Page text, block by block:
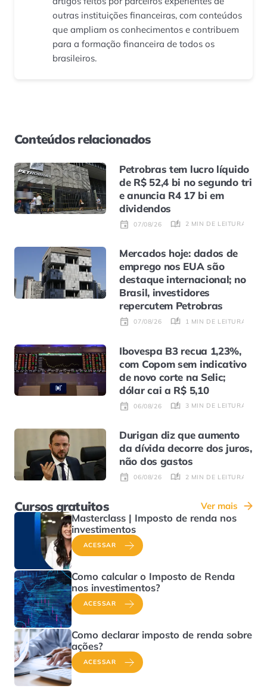
outras instituições financeiras, com conteúdos
que ampliam os conhecimentos e contribuem
para a formação financeira de todos os
brasileiros.
Conteúdos relacionados
Petrobras tem lucro líquido
de R$ 52,4 bi no segundo tri
e anuncia R4 17 bi em
dividendos
07/08/26 2 MIN DE LEITURA
Mercados hoje: dados de
emprego nos EUA são
destaque internacional; no
Brasil, investidores
repercutem Petrobras
07/08/26 1 MIN DE LEITURA
Ibovespa B3 recua 1,23%,
com Copom sem indicativo
de novo corte na Selic;
dólar cai a R$ 5,10
06/08/26 3 MIN DE LEITURA
Durigan diz que aumento
da dívida decorre dos juros,
não dos gastos
06/08/26 2 MIN DE LEITURA
Cursos gratuitos Ver mais
Masterclass | Imposto de renda nos
investimentos
ACESSAR
Como calcular o Imposto de Renda
nos investimentos?
ACESSAR
Como declarar imposto de renda sobre
ações?
ACESSAR